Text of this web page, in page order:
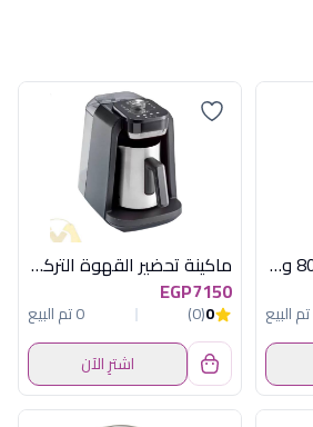
كبة عادة مولينكس 800 وات مصرى
ماكينة تحضير القهوة التركية أرزوم أوكا ريتش برو بلس 700 وات - فضي
EGP7150
0
(0)
0 تم البيع
اشترِ الآن